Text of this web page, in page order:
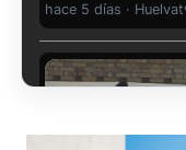
hace 5 días ·